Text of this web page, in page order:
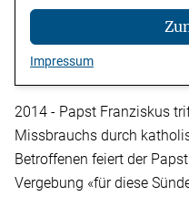
Impressum
2014 - Papst Franziskus
Missbrauchs durch
Betroffenen feiert der
Vergebung «für diese